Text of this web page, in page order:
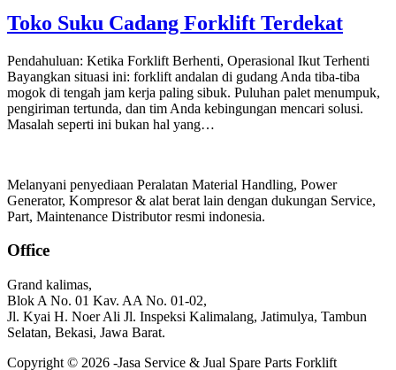
Toko Suku Cadang Forklift Terdekat
Pendahuluan: Ketika Forklift Berhenti, Operasional Ikut Terhenti
Bayangkan situasi ini: forklift andalan di gudang Anda tiba-tiba
mogok di tengah jam kerja paling sibuk. Puluhan palet menumpuk,
pengiriman tertunda, dan tim Anda kebingungan mencari solusi.
Masalah seperti ini bukan hal yang…
Melanyani penyediaan Peralatan Material Handling, Power
Generator, Kompresor & alat berat lain dengan dukungan Service,
Part, Maintenance Distributor resmi indonesia.
Office
Grand kalimas,
Blok A No. 01 Kav. AA No. 01-02,
Jl. Kyai H. Noer Ali Jl. Inspeksi Kalimalang, Jatimulya, Tambun
Selatan, Bekasi, Jawa Barat.
Copyright © 2026 -Jasa Service & Jual Spare Parts Forklift